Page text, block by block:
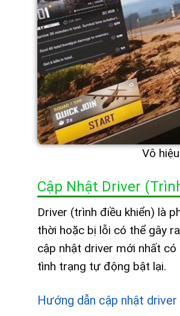
Vô
Cập Nhật Driver
Driver (trình điều khiển) là
thời hoặc bị lỗi có thể gây
cập nhật driver mới nhất
tình trạng tự động bật lại.
Hướng dẫn cập nhật